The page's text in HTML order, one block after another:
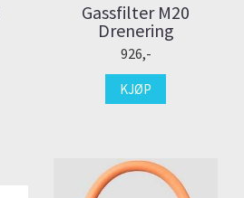
Gassfilter M20
Drenering
926,-
KJØP